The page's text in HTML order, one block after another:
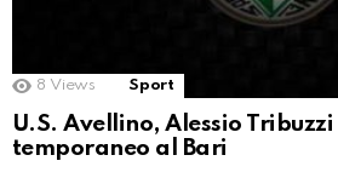
8 Views Sport
U.S. Avellino, Alessio
temporaneo al Bari